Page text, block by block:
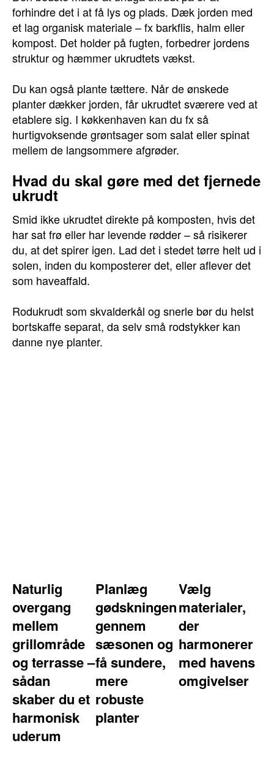
forhindre det i at få lys og plads. Dæk jorden med
et lag organisk materiale – fx barkflis, halm eller
kompost. Det holder på fugten, forbedrer jordens
struktur og hæmmer ukrudtets vækst.
Du kan også plante tættere. Når de ønskede
planter dækker jorden, får ukrudtet sværere ved at
etablere sig. I køkkenhaven kan du fx så
hurtigvoksende grøntsager som salat eller spinat
mellem de langsommere afgrøder.
Hvad du skal gøre med det fjernede
ukrudt
Smid ikke ukrudtet direkte på komposten, hvis det
har sat frø eller har levende rødder – så risikerer
du, at det spirer igen. Lad det i stedet tørre helt ud i
solen, inden du komposterer det, eller aflever det
som haveaffald.
Rodukrudt som skvalderkål og snerle bør du helst
bortskaffe separat, da selv små rodstykker kan
danne nye planter.
Naturlig
overgang
mellem
grillområde
og terrasse –
sådan
skaber du et
harmonisk
uderum
Planlæg
gødskningen
gennem
sæsonen og
få sundere,
mere
robuste
planter
Vælg
materialer,
der
harmonerer
med havens
omgivelser